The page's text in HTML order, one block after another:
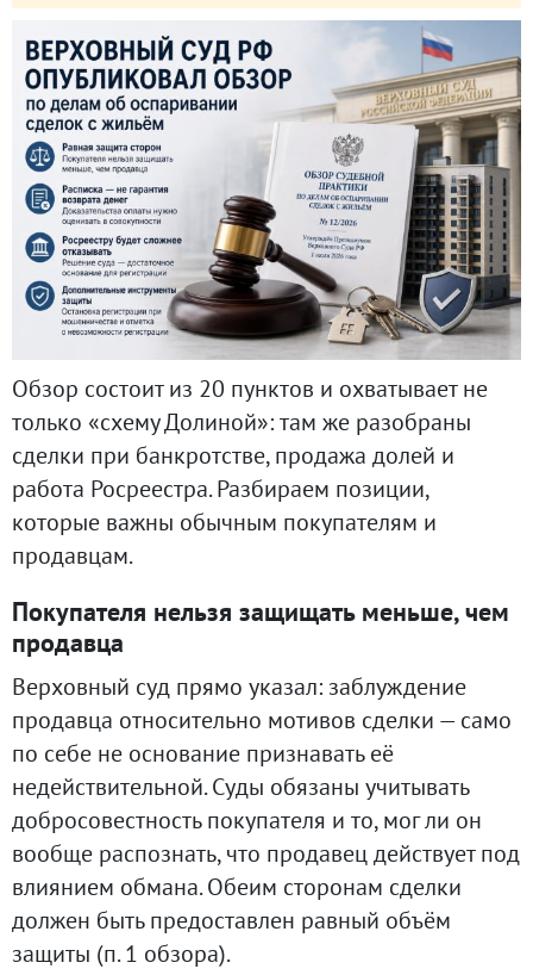
Обзор состоит из 20 пунктов и охватывает не
только «схему Долиной»: там же разобраны
сделки при банкротстве, продажа долей и
работа Росреестра. Разбираем позиции,
которые важны обычным покупателям и
продавцам.
Покупателя нельзя защищать меньше, чем
продавца
Верховный суд прямо указал: заблуждение
продавца относительно мотивов сделки — само
по себе не основание признавать её
недействительной. Суды обязаны учитывать
добросовестность покупателя и то, мог ли он
вообще распознать, что продавец действует под
влиянием обмана. Обеим сторонам сделки
должен быть предоставлен равный объём
защиты (п. 1 обзора).